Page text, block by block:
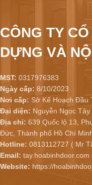
CÔNG TY
DỰNG VÀ
MST: 0317976383
Ngày cấp: 8/10/2023
Nơi cấp: Sở Kế Hoạch Đầu
Đại diện: Nguyễn Ngọc Tây
Địa chỉ: 639 Quốc lộ 13,
Đức, Thành phố Hồ Chí
Hotline: 0813112727 ( Mr
Email: tay.hoabinhdoor.com
Website: https://